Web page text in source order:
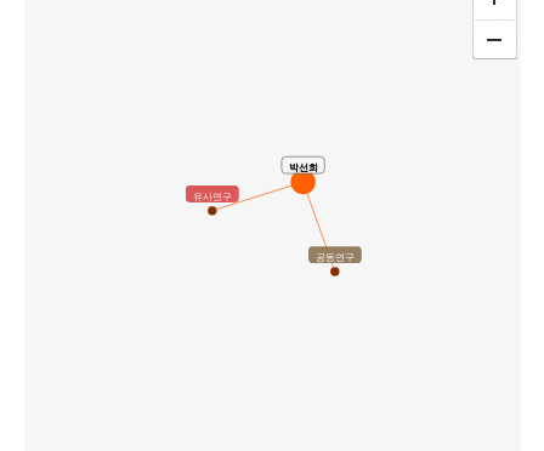
박선희
공동연구
유사연구